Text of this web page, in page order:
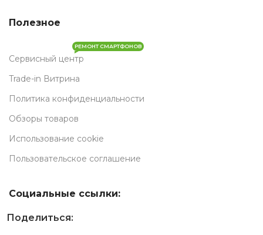
Полезное
Сервисный центр
РЕМОНТ СМАРТФОНОВ
Trade-in Витрина
Политика конфиденциальности
Обзоры товаров
Использование cookie
Пользовательское соглашение
Социальные ссылки:
Поделиться: